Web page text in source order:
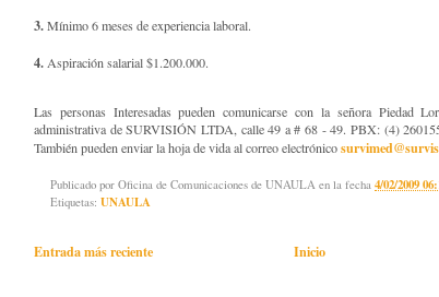
3.Mínimo 6 meses de experiencia laboral.
4. Aspiración salarial $1.200.000.
Las personas Interesadas pueden comunicarse con la señora Piedad
administrativa de SURVISIÓN LTDA, calle 49 a # 68 - 49. PBX: (4)
También pueden enviar la hoja de vida al correo electrónico
Publicado por Oficina de Comunicaciones de UNAULA en la fecha 4/02/2009
Etiquetas: UNAULA
Entrada más reciente Inicio